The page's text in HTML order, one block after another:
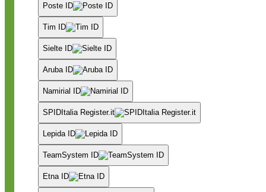
Poste ID
Tim ID
Sielte ID
Aruba ID
Namirial ID
SPIDItalia Register.it
Lepida ID
TeamSystem ID
Etna ID